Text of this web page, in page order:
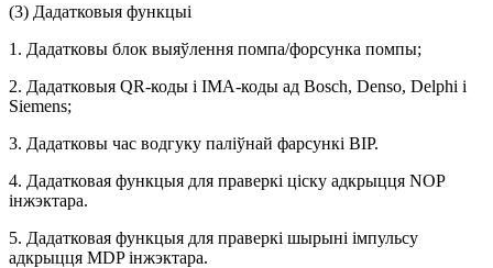
(3) Дадатковыя функцыі
1. Дадатковы блок выяўлення помпа/форсунка помпы;
2. Дадатковыя QR-коды і IMA-коды ад Bosch, Denso, Delphi і
Siemens;
3. Дадатковы час водгуку паліўнай фарсункі BIP.
4. Дадатковая функцыя для праверкі ціску адкрыцця NOP
інжэктара.
5. Дадатковая функцыя для праверкі шырыні імпульсу
адкрыцця MDP інжэктара.